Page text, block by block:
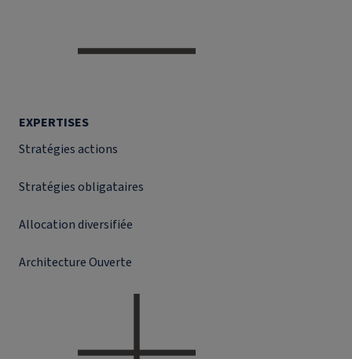
EXPERTISES
Stratégies actions
Stratégies obligataires
Allocation diversifiée
Architecture Ouverte